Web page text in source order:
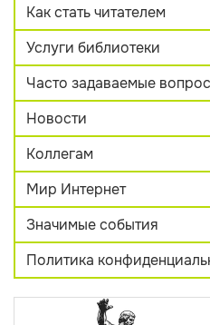
Как стать читателем
Услуги библиотеки
Часто задаваемые
Новости
Коллегам
Мир Интернет
Значимые события
Политика